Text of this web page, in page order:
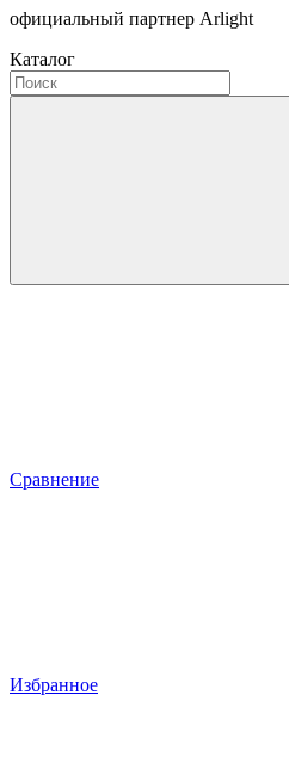
официальный партнер Arlight
Каталог
Сравнение
Избранное